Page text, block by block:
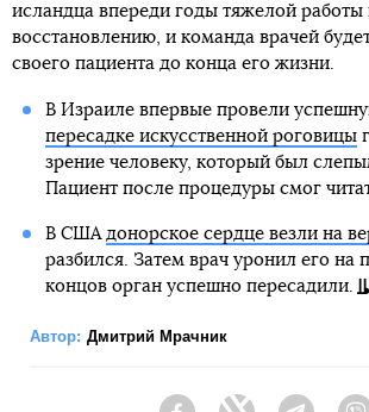
исландца впереди годы тяжелой работы
восстановлению, и команда врачей
своего пациента до конца его жизни.
В Израиле впервые провели
пересадке искусственной роговицы
зрение человеку, который был
Пациент после процедуры смог
В США донорское сердце везли на
разбился. Затем врач уронил его на
концов орган успешно пересадили.
Автор: Дмитрий Мрачник